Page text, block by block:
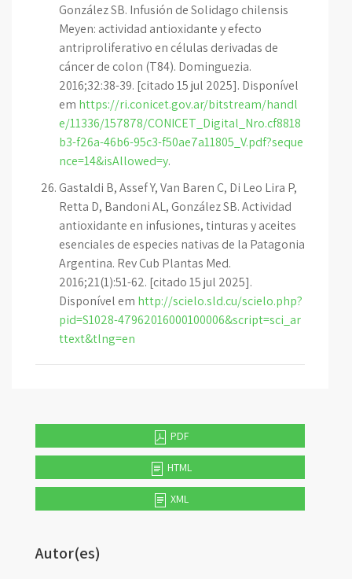
González SB. Infusión de Solidago chilensis
Meyen: actividad antioxidante y efecto
antriproliferativo en células derivadas de
cáncer de colon (T84). Dominguezia.
2016;32:38-39. [citado 15 jul 2025]. Disponível
em https://ri.conicet.gov.ar/bitstream/handl
e/11336/157878/CONICET_Digital_Nro.cf8818
b3-f26a-46b6-95c3-f50ae7a11805_V.pdf?seque
nce=14&isAllowed=y.
Gastaldi B, Assef Y, Van Baren C, Di Leo Lira P,
Retta D, Bandoni AL, González SB. Actividad
antioxidante en infusiones, tinturas y aceites
esenciales de especies nativas de la Patagonia
Argentina. Rev Cub Plantas Med.
2016;21(1):51-62. [citado 15 jul 2025].
Disponível em http://scielo.sld.cu/scielo.php?
pid=S1028-47962016000100006&script=sci_ar
ttext&tlng=en
PDF
HTML
XML
Autor(es)